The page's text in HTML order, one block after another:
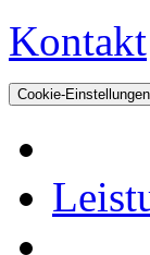
Kontakt
Cookie-Einstellungen